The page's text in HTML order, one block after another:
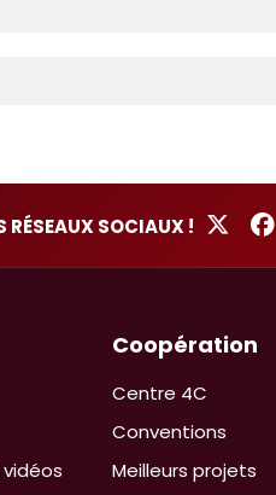
RÉSEAUX SOCIAUX !
Coopération
Centre 4C
Conventions
Meilleurs projets